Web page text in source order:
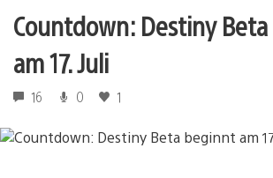
Countdown: Destiny
am 17. Juli
16 0 1